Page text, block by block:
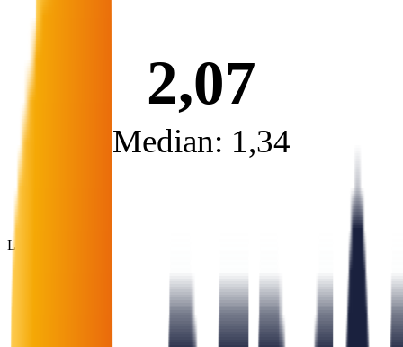
2,07
Median: 1,34
Likviditet